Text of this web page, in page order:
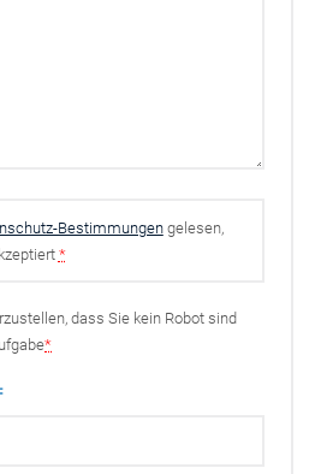
Bestimmungengelesen,
*
dass Sie kein Robot sind
*